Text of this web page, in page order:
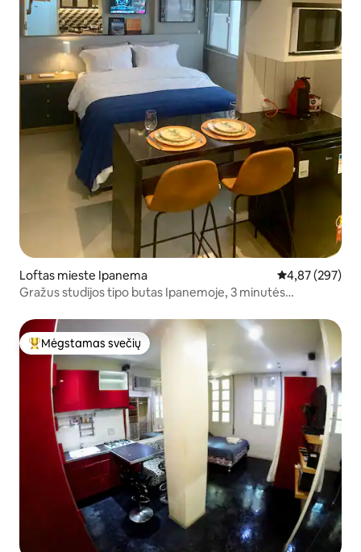
Loftas mieste Ipanema Vidutinis
4,87 (297)
Gražus studijos tipo butas Ipanemoje, 3 minutės
Svečių mėgstamiausias
Mėgstamas svečių